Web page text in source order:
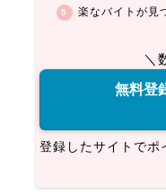
楽なバイトが見
＼
無料登
登録したサイトでポ